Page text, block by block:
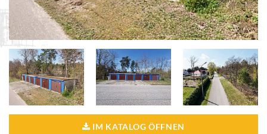
IM KATALOG ÖFFNEN